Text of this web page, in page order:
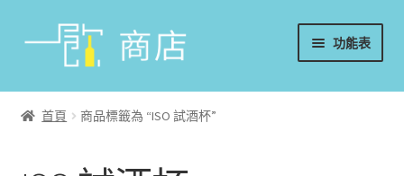
功能表
首頁
首頁 商品標籤為 “ISO 試酒杯”